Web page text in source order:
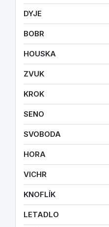
DYJE
BOBR
HOUSKA
ZVUK
KROK
SENO
SVOBODA
HORA
VICHR
KNOFLÍK
LETADLO